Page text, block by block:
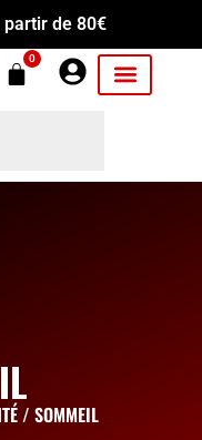
partir de 80€
0
/ SOMMEIL